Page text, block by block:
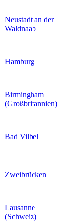
Neustadt an der
Waldnaab
Hamburg
Birmingham
(Großbritannien)
Bad Vilbel
Zweibrücken
Lausanne
(Schweiz)